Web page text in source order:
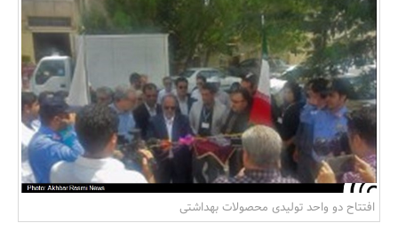
بانک، بیمه و سرمایه
مسکن و ساختمان
افتتاح دو واحد تولیدی محصولات بهداشتی